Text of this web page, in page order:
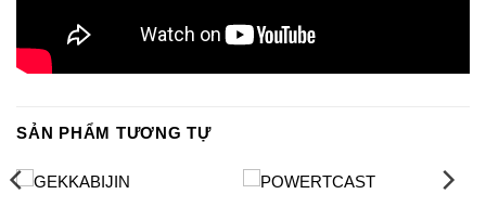
SẢN PHẨM TƯƠNG TỰ